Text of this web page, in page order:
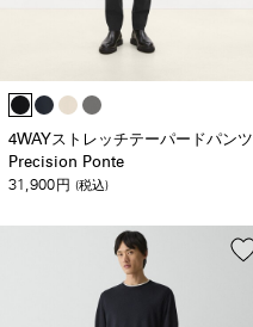
4WAYストレッチテーパードパンツ
Precision Ponte
31,900円 (税込)